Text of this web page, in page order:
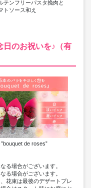
テンフリーパスタ挽肉と
トソース和え
日のお祝いを♪（有
de roses”
る場合がございます。
る場合がございます。
花束は最後のデザートプレ